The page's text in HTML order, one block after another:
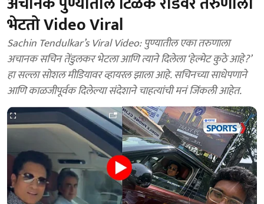
भेटतो Video Viral
Sachin Tendulkar’s Viral Video: पुण्यातील एका तरुणाला
अचानक सचिन तेंडुलकर भेटला आणि त्याने दिलेला ‘हेल्मेट कुठे आहे?’
हा सल्ला सोशल मीडियावर व्हायरल झाला आहे. सचिनच्या साधेपणाने
आणि काळजीपूर्वक दिलेल्या संदेशाने चाहत्यांची मनं जिंकली आहेत.